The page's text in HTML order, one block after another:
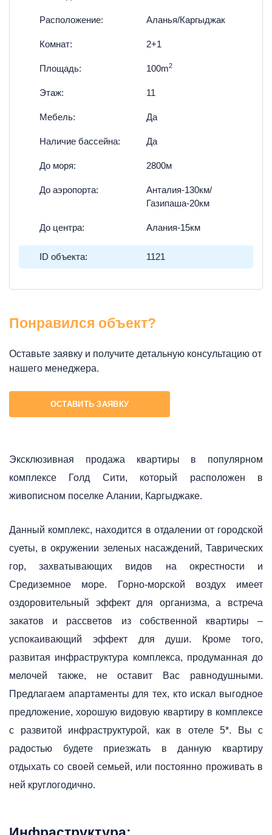
Расположение: Аланья/Каргыджак
Комнат: 2+1
Площадь: 100m2
Этаж: 11
Мебель: Да
Наличие бассейна: Да
До моря: 2800м
До аэропорта:
Анталия-130км/
Газипаша-20км
До центра: Алания-15км
ID объекта: 1121
Понравился объект?
Оставьте заявку и получите детальную консультацию от
нашего менеджера.
ОСТАВИТЬ ЗАЯВКУ
Эксклюзивная продажа квартиры в популярном
комплексе Голд Сити, который расположен в
живописном поселке Алании, Каргыджаке.
Данный комплекс, находится в отдалении от городской
суеты, в окружении зеленых насаждений, Таврических
гор, захватывающих видов на окрестности и
Средиземное море. Горно-морской воздух имеет
оздоровительный эффект для организма, а встреча
закатов и рассветов из собственной квартиры –
успокаивающий эффект для души. Кроме того,
развитая инфраструктура комплекса, продуманная до
мелочей также, не оставит Вас равнодушными.
Предлагаем апартаменты для тех, кто искал выгодное
предложение, хорошую видовую квартиру в комплексе
с развитой инфраструктурой, как в отеле 5*.
Вы с
радостью будете приезжать в данную квартиру
отдыхать со своей семьей, или постоянно проживать в
ней круглогодично.